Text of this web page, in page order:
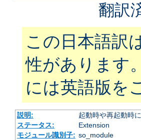
翻訳
この日本語訳
性があります
には英語版を
説明:
起動時や再起動時
ステータス:
Extension
モジュール識別子: so_module